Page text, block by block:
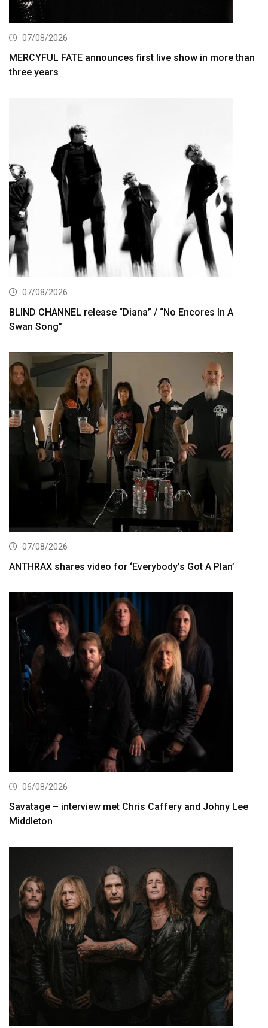
07/08/2026
MERCYFUL FATE announces first live show in more than
three years
07/08/2026
BLIND CHANNEL release “Diana” / “No Encores In A
Swan Song”
07/08/2026
ANTHRAX shares video for ‘Everybody’s Got A Plan’
06/08/2026
Savatage – interview met Chris Caffery and Johny Lee
Middleton